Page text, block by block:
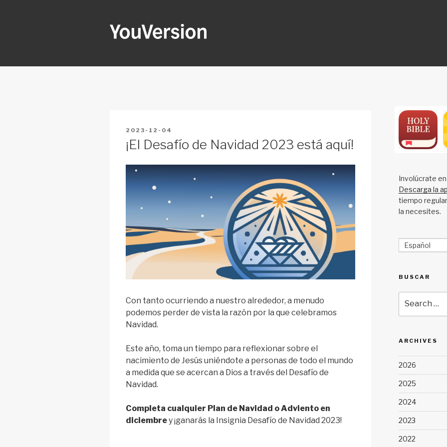
POSTED
2023-12-04
¡El Desafío de Navidad 2023 está aquí!
Con tanto ocurriendo a nuestro alrededor, a menudo
podemos perder de vista la razón por la que celebramos
Navidad.
Este año, toma un tiempo para reflexionar sobre el
nacimiento de Jesús uniéndote a personas de todo el mundo
a medida que se acercan a Dios a través del Desafío de
Navidad.
Completa cualquier Plan de Navidad o Adviento en
diciembrey ¡ganarás la Insignia Desafío de Navidad 2023!
Involúcrate
Descarga la
tiempo
la necesites.
Español
BUSCAR
for:
ARCHIVES
2026
2025
2024
2023
2022